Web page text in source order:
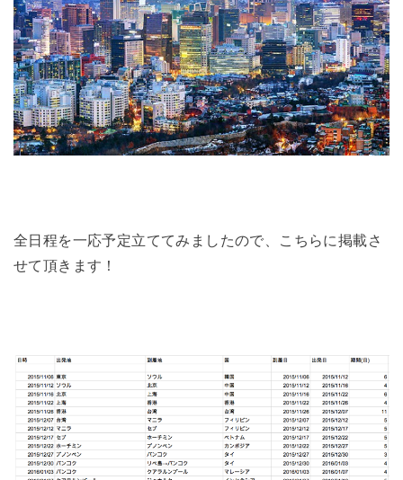
全日程を一応予定立ててみましたので、こちらに掲載さ
せて頂きます！